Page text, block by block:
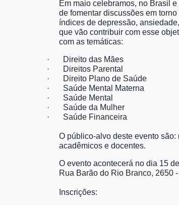
Em maio celebramos, no Brasil
de fomentar discussões em
índices de depressão,
que vão contribuir com esse
com as temáticas:
·
Direito das Mães
·
Direitos Parental
·
Direito Plano de Saúde
·
Saúde Mental Materna
·
Saúde Mental
·
Saúde da Mulher
·
Saúde Financeira
O público-alvo deste evento
acadêmicos e docentes.
O evento acontecerá no dia 15
Rua Barão do Rio Branco, 2650
Inscrições: